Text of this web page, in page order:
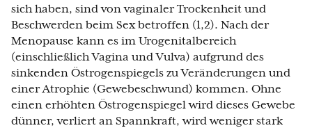
sich haben, sind von vaginaler Trockenheit und
Beschwerden beim Sex betroffen (1,2). Nach der
Menopause kann es im Urogenitalbereich
(einschließlich Vagina und Vulva) aufgrund des
sinkenden Östrogenspiegels zu Veränderungen und
einer Atrophie (Gewebeschwund) kommen. Ohne
einen erhöhten Östrogenspiegel wird dieses Gewebe
dünner, verliert an Spannkraft, wird weniger stark